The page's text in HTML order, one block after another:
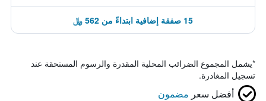
15 صفقة إضافية ابتداءً من 562 ﷼
*يشمل المجموع الضرائب المحلية المقدرة والرسوم المستحقة عند
تسجيل المغادرة.
أفضل سعر مضمون